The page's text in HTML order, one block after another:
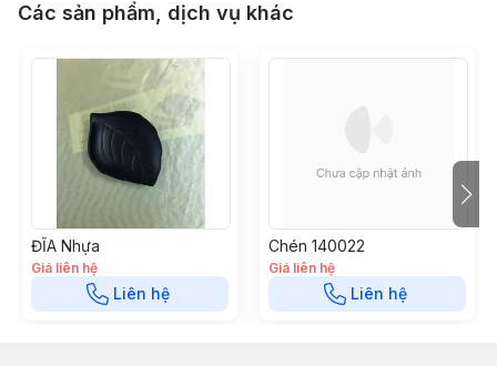
Các sản phẩm, dịch vụ khác
ĐĨA Nhựa
Giá liên hệ
Liên hệ
Chén 140022
Giá liên hệ
Liên hệ